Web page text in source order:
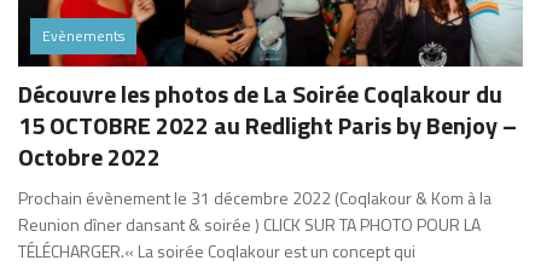
Evènements
Découvre les photos de La Soirée Coqlakour du
15 OCTOBRE 2022 au Redlight Paris by Benjoy –
Octobre 2022
Prochain évènement le 31 décembre 2022 (Coqlakour & Kom à la
Reunion dîner dansant & soirée ) CLICK SUR TA PHOTO POUR LA
TÉLÉCHARGER.« La soirée Coqlakour est un concept qui